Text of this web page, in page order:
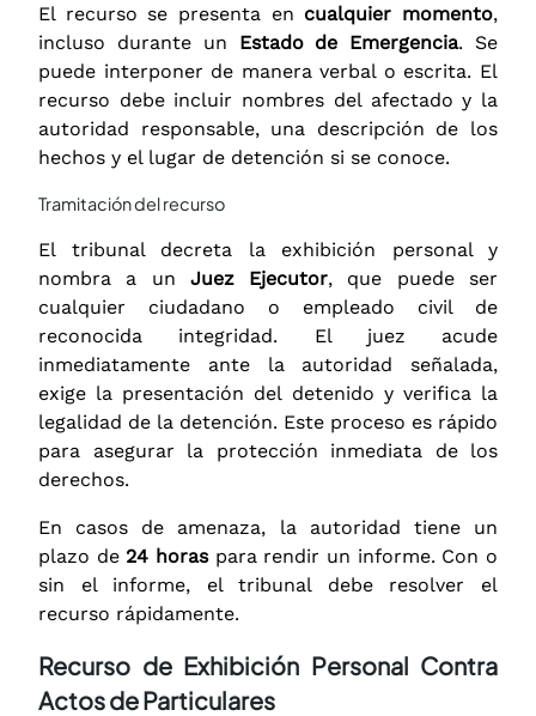
El recurso se presenta en cualquier momento,
incluso durante un Estado de Emergencia. Se
puede interponer de manera verbal o escrita. El
recurso debe incluir nombres del afectado y la
autoridad responsable, una descripción de los
hechos y el lugar de detención si se conoce.
Tramitación del recurso
El tribunal decreta la exhibición personal y
nombra a un Juez Ejecutor, que puede ser
cualquier ciudadano o empleado civil de
reconocida integridad. El juez acude
inmediatamente ante la autoridad señalada,
exige la presentación del detenido y verifica la
legalidad de la detención. Este proceso es rápido
para asegurar la protección inmediata de los
derechos.
En casos de amenaza, la autoridad tiene un
plazo de 24 horaspara rendir un informe. Con o
sin el informe, el tribunal debe resolver el
recurso rápidamente.
Recurso de Exhibición Personal Contra
Actos de Particulares